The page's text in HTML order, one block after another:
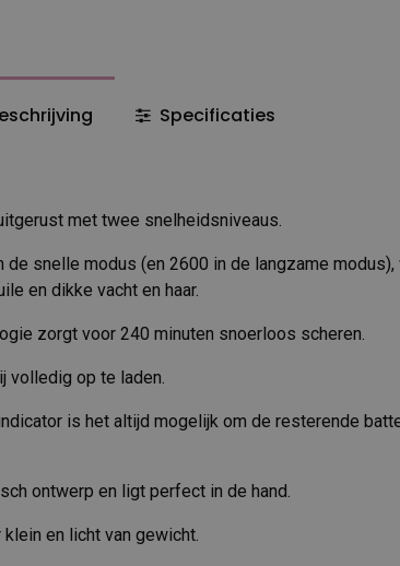
Specificaties
met twee snelheidsniveaus.
snelle modus (en 2600 in de langzame
en dikke vacht en haar.
zorgt voor 240 minuten snoerloos scheren.
volledig op te laden.
is het altijd mogelijk om de resterende
ontwerp en ligt perfect in de hand.
en licht van gewicht.